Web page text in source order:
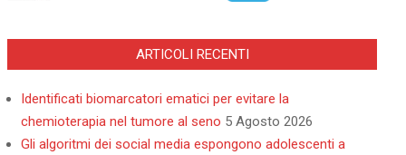
ARTICOLI RECENTI
Identificati biomarcatori ematici per evitare la
chemioterapia nel tumore al seno 5 Agosto 2026
Gli algoritmi dei social media espongono adolescenti a